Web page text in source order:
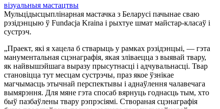
візуальныя мастацтвы
Мульцідысцыплінарная мастачка з Беларусі пачынае сваю
рэзідэнцыю ў Fundacja Kraina і рыхтуе шмат майстар-класаў і
сустрэч.
„Праект, які я хацела б стварыць у рамках рэзідэнцыі, — гэта
манументальная сцэнаграфія, якая зліваецца з выявай твару,
як найвышэйшага выразу прысутнасці і адчувальнасці. Твар
становіцца тут месцам сустрэчы, праз якое ўзнікае
магчымасць этычнай перспектывы і аднаўлення чалавечага
вымярэння. Для мяне гэта спосаб вярнуць годнасць тым, хто
быў пазбаўлены твару рэпрэсіямі. Створаная сцэнаграфія